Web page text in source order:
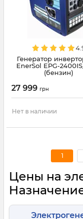
Генератор
EnerSol EPG-
(бензин)
27 999 грн
Нет в наличии
1
Цены на